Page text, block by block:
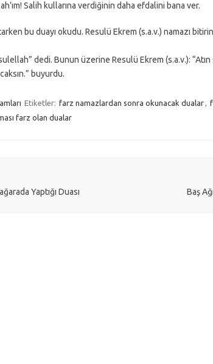
Salih kullarına verdiğinin daha efdalini bana ver.
bu duayı okudu. Resulü Ekrem (s.a.v.) namazı
dedi. Bunun üzerine Resulü Ekrem (s.a.v.):
buyurdu.
Etiketler: farz namazlardan sonra okunacak dualar,
farz olan dualar
Yaptığı Duası Baş